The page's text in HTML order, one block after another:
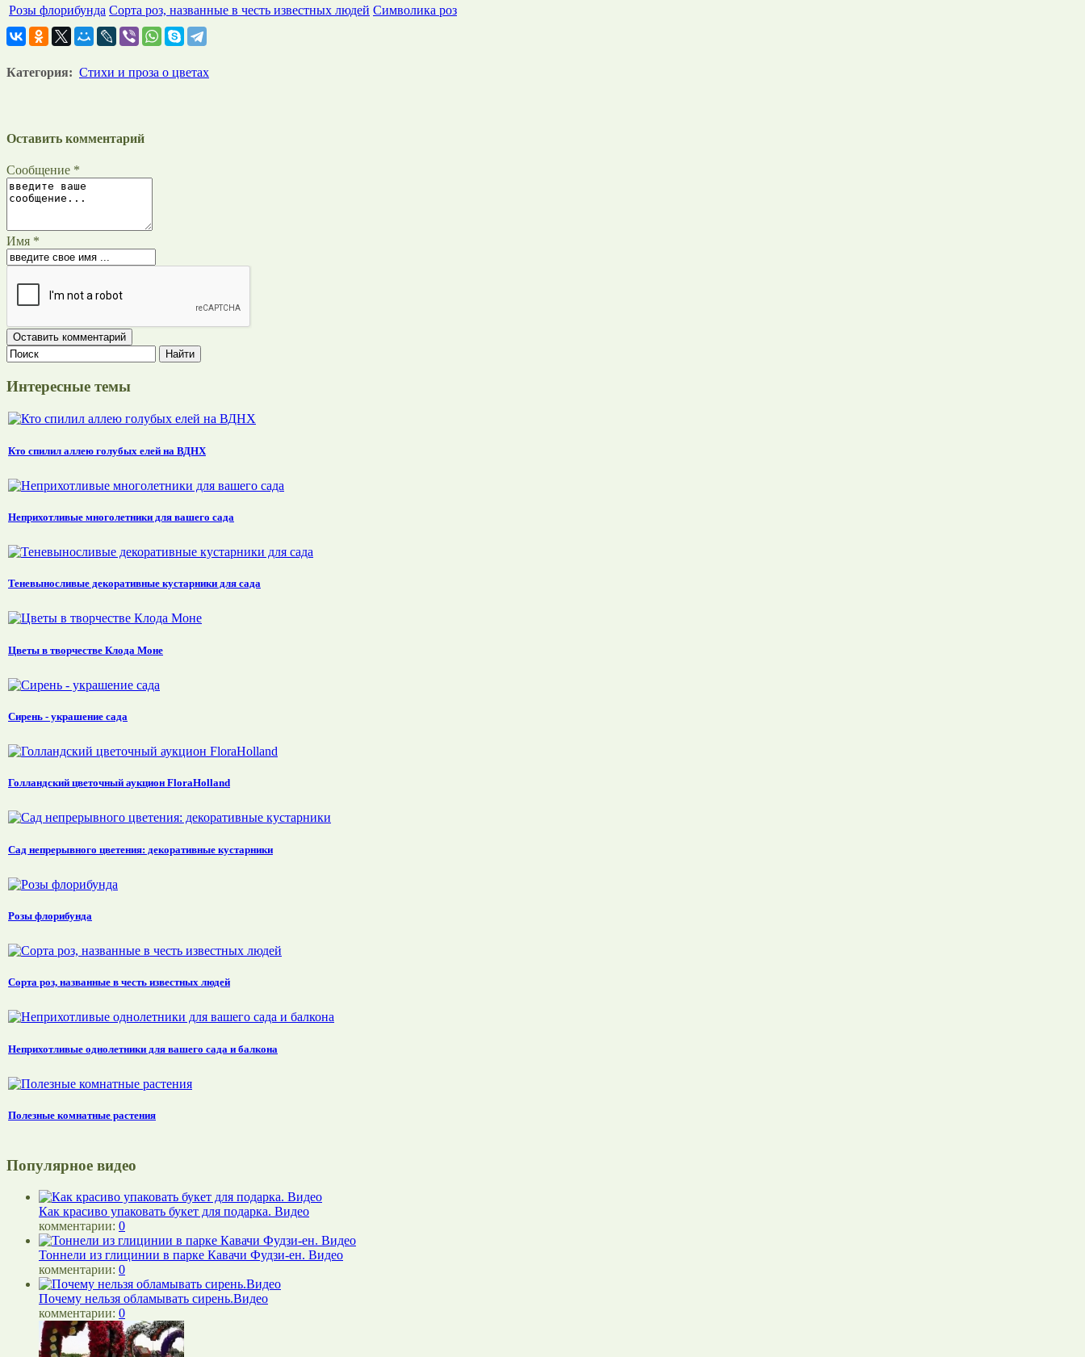
Розы флорибунда Сорта роз, названные в честь известных людей Символика роз
Категория: Стихи и проза о цветах
Оставить комментарий
Сообщение *
Имя *
Интересные темы
Кто спилил аллею голубых елей на ВДНХ
Неприхотливые многолетники для вашего сада
Теневыносливые декоративные кустарники для сада
Цветы в творчестве Клода Моне
Сирень - украшение сада
Голландский цветочный аукцион FloraHolland
Сад непрерывного цветения: декоративные кустарники
Розы флорибунда
Сорта роз, названные в честь известных людей
Неприхотливые однолетники для вашего сада и балкона
Полезные комнатные растения
Популярное видео
Как красиво упаковать букет для подарка. Видео
комментарии: 0
Тоннели из глицинии в парке Кавачи Фудзи-ен. Видео
комментарии: 0
Почему нельзя обламывать сирень.Видео
комментарии: 0